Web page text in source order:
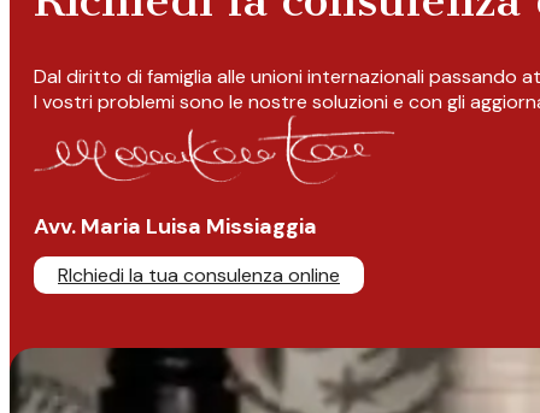
Dal diritto di famiglia alle unioni internazionali passando
I vostri problemi sono le nostre soluzioni e con gli
Avv. Maria Luisa Missiaggia
RIchiedi la tua consulenza online